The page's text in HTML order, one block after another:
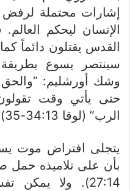
إشارات محتملة لرفض
الإنسان ليحكم العالم.
القدس يقتلون دائماً
سينتصر يسوع
وشك أورشليم: “والحق
حتى يأتي وقت
الرب” (لوقا 34:13-35).
يتجلى افتراض موت
بأن على تلاميذه حمل
27:14). ولا